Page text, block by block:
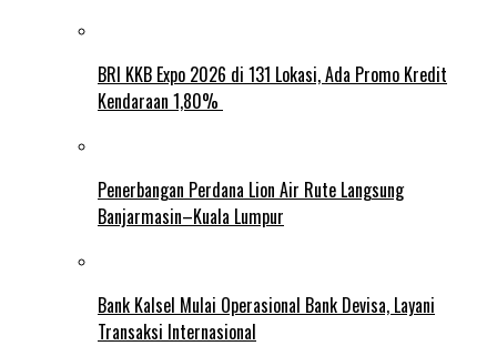
BRI KKB Expo 2026 di 131 Lokasi, Ada Promo Kredit
Kendaraan 1,80%
Penerbangan Perdana Lion Air Rute Langsung
Banjarmasin–Kuala Lumpur
Bank Kalsel Mulai Operasional Bank Devisa, Layani
Transaksi Internasional